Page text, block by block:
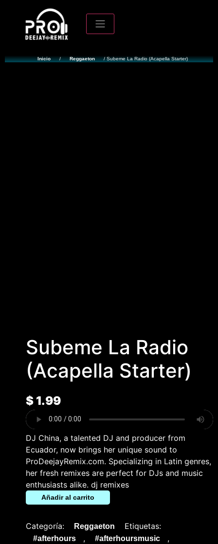
Inicio / Reggaeton / Subeme La Radio (Acapella Starter)
Subeme La Radio
(Acapella Starter)
$1.99
DJ China, a talented DJ and producer from
Ecuador, now brings her unique sound to
ProDeejayRemix.com. Specializing in Latin genres,
her fresh remixes are perfect for DJs and music
enthusiasts alike. dj remixes
Añadir al carrito
Categoría: Reggaeton Etiquetas:
#afterhours , #afterhoursmusic ,